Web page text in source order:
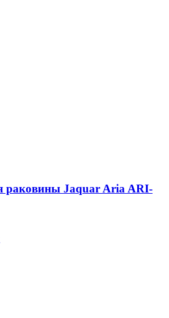
раковины Jaquar Aria ARI-